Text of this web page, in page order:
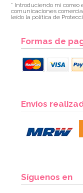
* Introduciendo mi
comunicaciones
leído la política de
Formas de
Envíos
Síguenos en